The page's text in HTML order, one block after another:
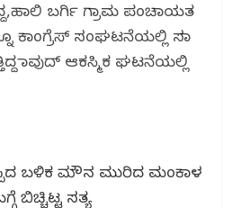
ಬರ್ಗಿ ಗ್ರಾಮ ಪಂಚಾಯತ
ಕಾಂಗ್ರೆಸ್ ಸಂಘಟನೆಯಲ್ಲಿ ಸದಾ
ದಾವುದ್ ಆಕಸ್ಮಿಕ ಘಟನೆಯಲ್ಲಿ
ಬಳಿಕ ಮೌನ ಮುರಿದ ಮಂಕಾಳ
ಬಿಚ್ಚಿಟ್ಟ ಸತ್ಯ